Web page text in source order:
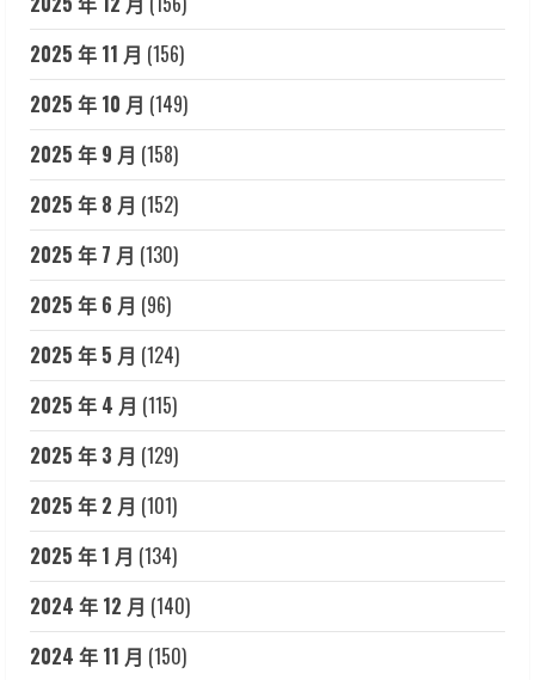
2025 年 11 月 (156)
2025 年 10 月 (149)
2025 年 9 月 (158)
2025 年 8 月 (152)
2025 年 7 月 (130)
2025 年 6 月 (96)
2025 年 5 月 (124)
2025 年 4 月 (115)
2025 年 3 月 (129)
2025 年 2 月 (101)
2025 年 1 月 (134)
2024 年 12 月 (140)
2024 年 11 月 (150)